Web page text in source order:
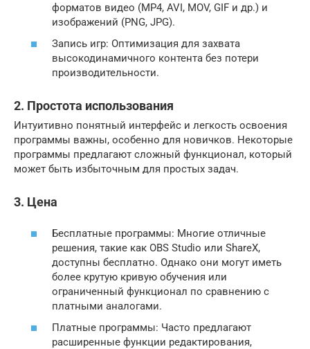
форматов видео (MP4, AVI, MOV, GIF и др.) и
изображений (PNG, JPG).
Запись игр: Оптимизация для захвата
высокодинамичного контента без потери
производительности.
2. Простота использования
Интуитивно понятный интерфейс и легкость освоения
программы важны, особенно для новичков. Некоторые
программы предлагают сложный функционал, который
может быть избыточным для простых задач.
3. Цена
Бесплатные программы: Многие отличные
решения, такие как OBS Studio или ShareX,
доступны бесплатно. Однако они могут иметь
более крутую кривую обучения или
ограниченный функционал по сравнению с
платными аналогами.
Платные программы: Часто предлагают
расширенные функции редактирования,